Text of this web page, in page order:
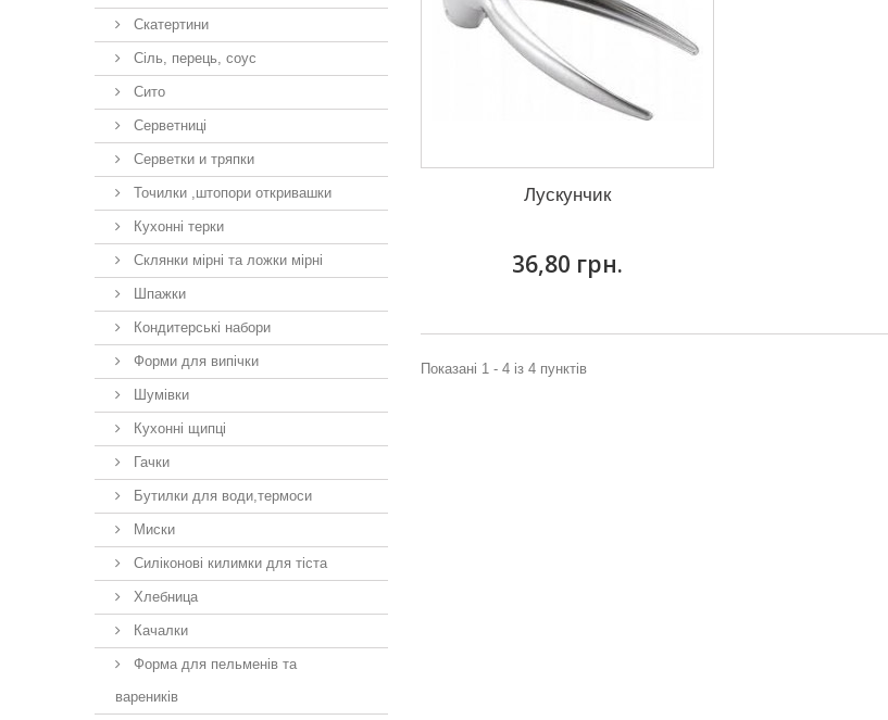
Скатертини
Сіль, перець, соус
Сито
Серветниці
Серветки и тряпки
Точилки ,штопори откривашки
Кухонні терки
Склянки мірні та ложки мірні
Шпажки
Кондитерські набори
Форми для випічки
Шумівки
Кухонні щипці
Гачки
Бутилки для води,термоси
Миски
Силіконові килимки для тіста
Хлебница
Качалки
Форма для пельменів та
вареників
Лускунчик
36,80 грн.
Показані 1 - 4 із 4 пунктів